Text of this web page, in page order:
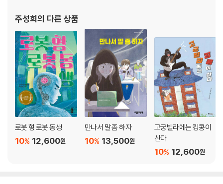
주성희의 다른 상품
로봇 형 로봇 동생
12,600원
10%
만나서 말 좀 하자
13,500원
10%
고궁빌라에는 킹콩이
산다
12,600원
10%